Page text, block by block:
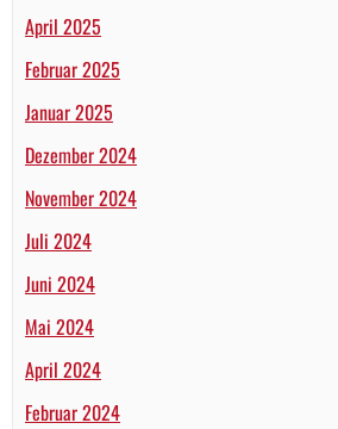
April 2025
Februar 2025
Januar 2025
Dezember 2024
November 2024
Juli 2024
Juni 2024
Mai 2024
April 2024
Februar 2024